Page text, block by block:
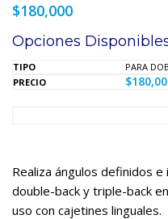
$180,000
Opciones
PARA
$
Realiza ángulos definidos
double-back y triple-back
uso con cajetines linguales.